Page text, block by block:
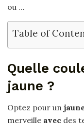
ou …
Table of
Quelle
jaune ?
Optez pour un
merveille avec des